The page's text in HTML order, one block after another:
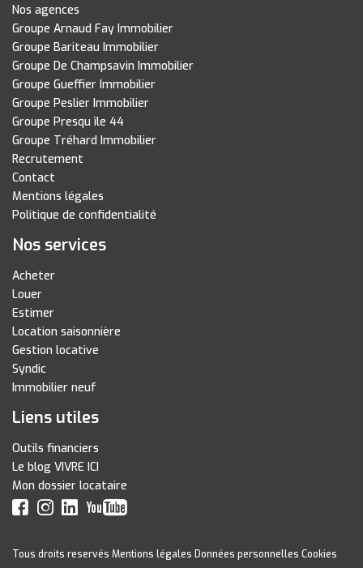
Nos agences
Groupe Arnaud Fay Immobilier
Groupe Bariteau Immobilier
Groupe De Champsavin Immobilier
Groupe Gueffier Immobilier
Groupe Peslier Immobilier
Groupe Presqu île 44
Groupe Tréhard Immobilier
Recrutement
Contact
Mentions légales
Politique de confidentialité
Nos services
Acheter
Louer
Estimer
Location saisonnière
Gestion locative
Syndic
Immobilier neuf
Liens utiles
Outils financiers
Le blog VIVRE ICI
Mon dossier locataire
Tous droits reservés Mentions légales Données personnelles Cookies